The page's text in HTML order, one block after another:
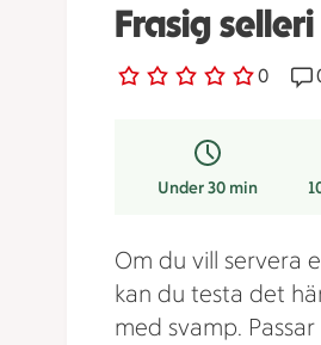
Frasig
0
0 personer har röstat
Under 30 min
Om du vill servera
kan du testa det
med svamp.